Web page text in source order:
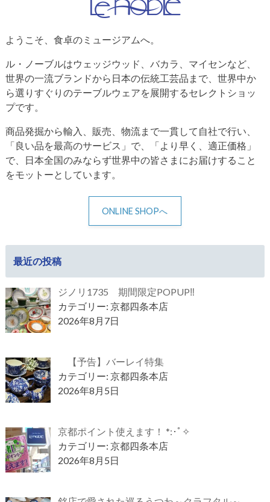
ようこそ、食卓のミュージアムへ。
ル・ノーブルはウェッジウッド、バカラ、マイセンなど、
世界の一流ブランドから日本の伝統工芸品まで、世界中か
ら選りすぐりのテーブルウェアを展開するセレクトショッ
プです。
商品発掘から輸入、販売、物流まで一貫して自社で行い、
「良い品を最高のサービス」で、「より早く、適正価格」
で、日本全国のみならず世界中の皆さまにお届けすること
をモットーとしています。
ONLINE SHOPへ
最近の投稿
ジノリ1735 期間限定POPUP‼
カテゴリー: 京都四条本店
2026年8月7日
【予告】バーレイ特集
カテゴリー: 京都四条本店
2026年8月5日
京都ポイント使えます！ *:･ﾟ✧
カテゴリー: 京都四条本店
2026年8月5日